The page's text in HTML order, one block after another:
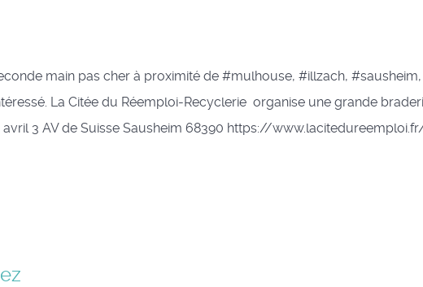
main pas cher à proximité de #mulhouse, #illzach, #sausheim,
La Citée du Réemploi-Recyclerie organise une grande
avril 3 AV de Suisse Sausheim 68390 https://